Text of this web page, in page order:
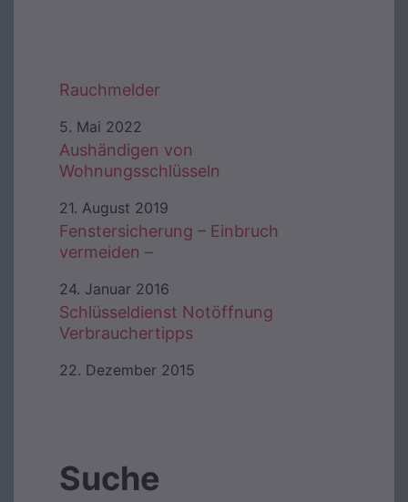
Rauchmelder
5. Mai 2022
Aushändigen von
Wohnungsschlüsseln
21. August 2019
Fenstersicherung – Einbruch
vermeiden –
24. Januar 2016
Schlüsseldienst Notöffnung
Verbrauchertipps
22. Dezember 2015
Suche